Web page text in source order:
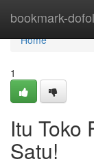
bookmark-
Home
Home
1
Itu Toko
Satu!